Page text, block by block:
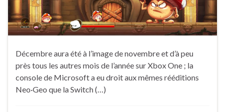
Décembre aura été à l’image de novembre et d’à peu
près tous les autres mois de l’année sur Xbox One ; la
console de Microsoft a eu droit aux mêmes rééditions
Neo·Geo que la Switch (…)